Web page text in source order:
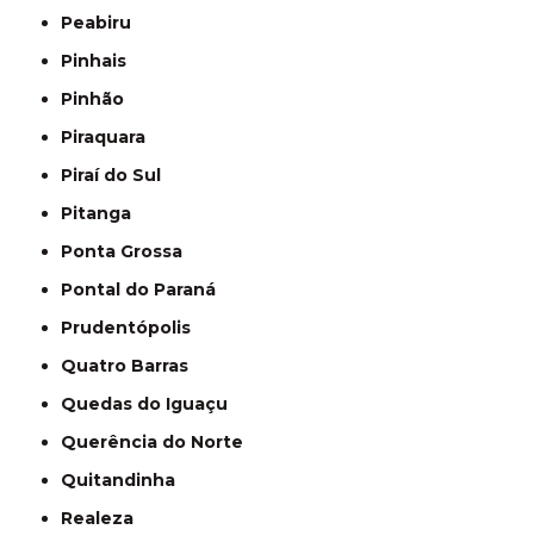
Peabiru
Pinhais
Pinhão
Piraquara
Piraí do Sul
Pitanga
Ponta Grossa
Pontal do Paraná
Prudentópolis
Quatro Barras
Quedas do Iguaçu
Querência do Norte
Quitandinha
Realeza